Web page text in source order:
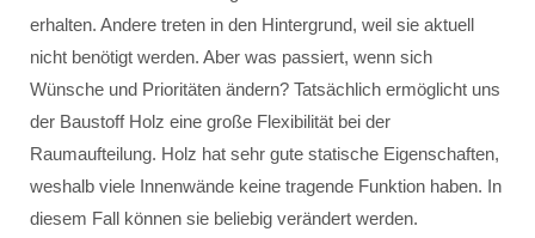
erhalten. Andere treten in den Hintergrund, weil sie aktuell
nicht benötigt werden. Aber was passiert, wenn sich
Wünsche und Prioritäten ändern? Tatsächlich ermöglicht uns
der Baustoff Holz eine große Flexibilität bei der
Raumaufteilung. Holz hat sehr gute statische Eigenschaften,
weshalb viele Innenwände keine tragende Funktion haben. In
diesem Fall können sie beliebig verändert werden.